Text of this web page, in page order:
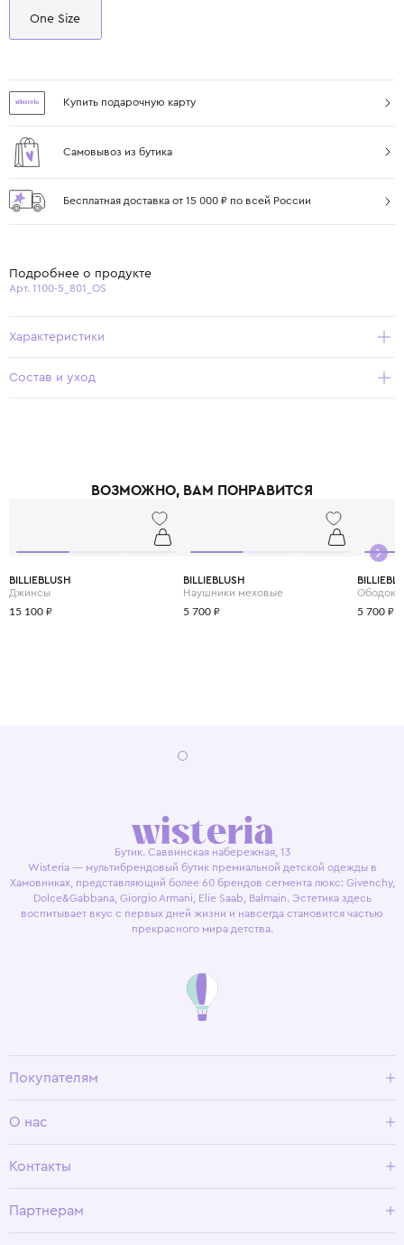
One Size
Купить подарочную карту
Самовывоз из бутика
Бесплатная доставка от 15 000 ₽ по всей России
Подробнее о продукте
Арт. 1100-5_801_OS
Характеристики
Состав и уход
ВОЗМОЖНО, ВАМ ПОНРАВИТСЯ
BILLIEBLUSH
Джинсы
15 100 ₽
BILLIEBLUSH
Наушники меховые
5 700 ₽
Ободок
5 700 ₽
Бутик. Саввинская набережная, 13
Wisteria — мультибрендовый бутик премиальной детской одежды в
Хамовниках, представляющий более 60 брендов сегмента люкс: Givenchy,
Dolce&Gabbana, Giorgio Armani, Elie Saab, Balmain. Эстетика здесь
воспитывает вкус с первых дней жизни и навсегда становится частью
прекрасного мира детства.
Покупателям
Условия возврата
О нас
Программа лояльности
Контакты
Партнерам